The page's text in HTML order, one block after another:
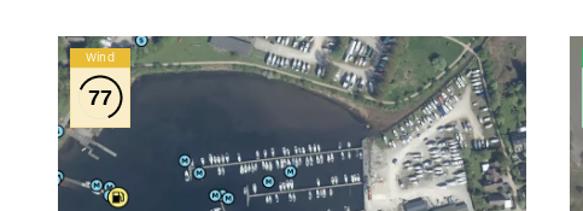
Wind
77